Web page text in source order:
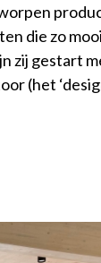
die zo
zij gestart
(het